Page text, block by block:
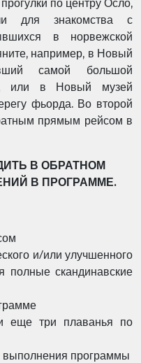
по центру Осло,
для знакомства с
в норвежской
например, в Новый
самой большой
или в Новый музей
фьорда. Во второй
прямым рейсом в
В ОБРАТНОМ
В ПРОГРАММЕ.
и/или улучшенного
полные скандинавские
еще три плаванья по
выполнения программы